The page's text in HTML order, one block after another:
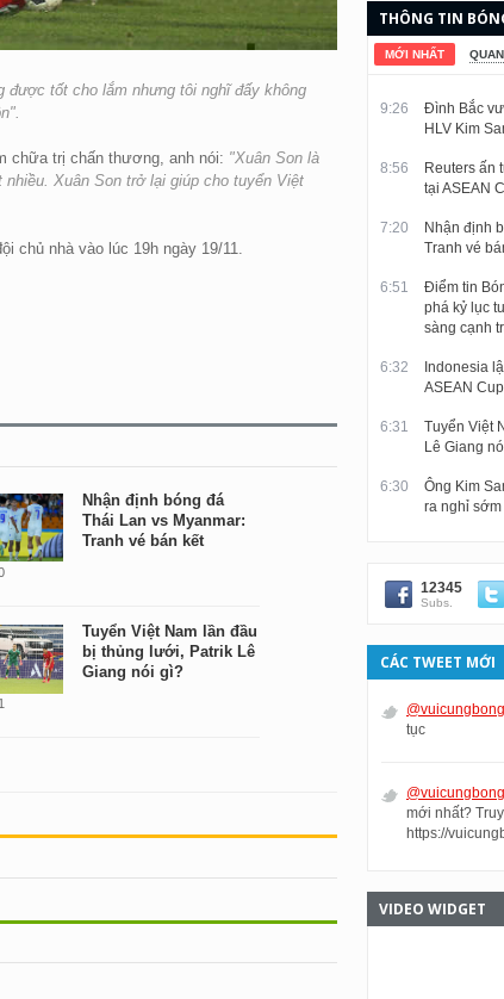
được tốt cho lắm nhưng tôi nghĩ đấy không
chữa trị chấn thương, anh nói: "Xuân Son là
Xuân Son trở lại giúp cho tuyển Việt
chủ nhà vào lúc 19h ngày 19/11.
Nhận định bóng đá
Thái Lan vs Myanmar:
Tranh vé bán kết
Tuyển Việt Nam lần đầu
bị thủng lưới, Patrik Lê
Giang nói gì?
THÔNG TIN
VÀ KẾT QUẢ
MỚI NHẤT
9:26
Đình Bắc
HLV Kim
8:56
Reuters ấn
tại ASEAN
7:20
Nhận định
Tranh vé
6:51
Điểm tin
phá kỷ lục
sàng cạnh
6:32
Indonesia
ASEAN
6:31
Tuyển Việt
Lê Giang
6:30
Ông Kim
ra nghỉ sớm
12345
Subs.
CÁC TWEET MỚI
tục
mới nhất?
https://
VIDEO WIDGET